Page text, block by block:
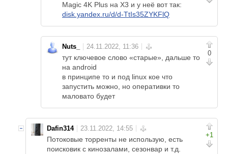
Magic 4K Plus на X3 и у неё вот так:
disk.yandex.ru/d/d-TtIs35ZYKFlQ
0
Nuts_
тут ключевое слово «старые», дальше то
на android
в принципе то и под linux кое что
запустить можно, но оперативки то
маловато будет
+1
Dafin314
Потоковые торренты не использую, есть
поисковик с кинозалами, сезонвар и т.д.